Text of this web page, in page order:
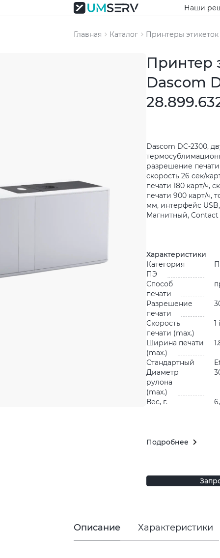
Наши
Главная Каталог Принтеры этикеток
Принтер
Dascom
Dascom DC-2300,
разрешение печати
скорость 26 сек/
печати 180 карт/ч,
печати 900 карт/ч,
мм, интерфейс
Магнитный,
Характеристики
Категория
ПЭ
Способ
печати
Разрешение
печати
Скорость
печати (max.)
1
Ширина печати
(max.)
Стандартный
Диаметр
рулона
(max.)
Вес, г.
Подробнее
Описание Характеристики